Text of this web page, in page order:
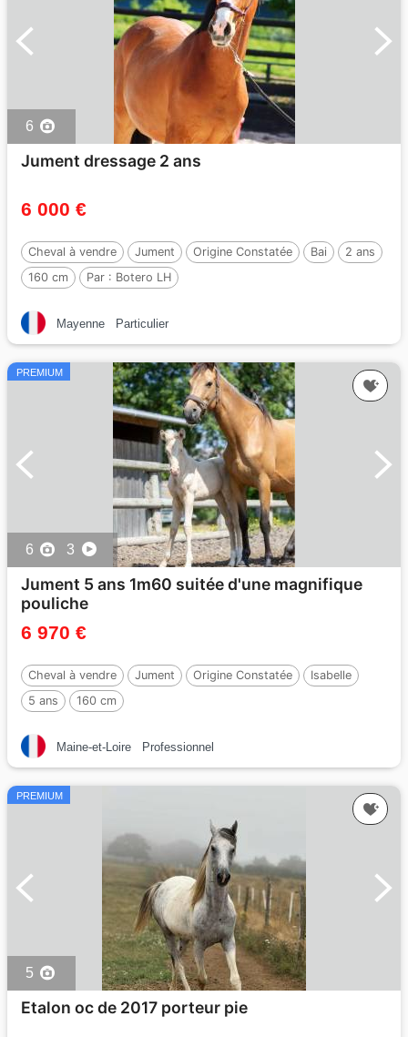
6
Jument dressage 2 ans
6 000 €
Cheval à vendre Jument Origine Constatée Bai
2 ans
160 cm
Par : Botero LH
Mayenne Particulier
PREMIUM
6 3
Jument 5 ans 1m60 suitée d'une magnifique
pouliche
6 970 €
Cheval à vendre Jument Origine Constatée
Isabelle
5 ans
160 cm
Maine-et-Loire Professionnel
PREMIUM
5
Etalon oc de 2017 porteur pie